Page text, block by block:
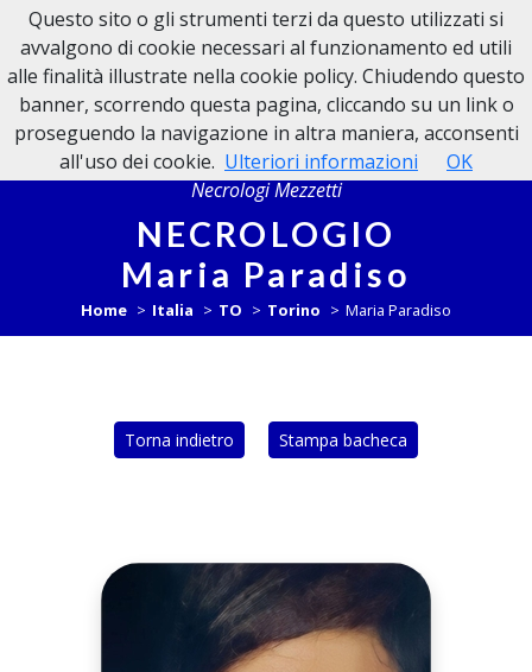
NECROLOGI MEZZETTI
Necrologi Mezzetti
NECROLOGIO
Maria Paradiso
Home Italia TO Torino Maria Paradiso
Torna indietro Stampa bacheca
Questo sito o gli strumenti terzi da questo utilizzati si
avvalgono di cookie necessari al funzionamento ed utili
alle finalità illustrate nella cookie policy. Chiudendo questo
banner, scorrendo questa pagina, cliccando su un link o
proseguendo la navigazione in altra maniera, acconsenti
all'uso dei cookie. Ulteriori informazioni OK